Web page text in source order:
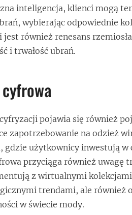
inteligencja, klienci mogą
wybierając odpowiednie
jest również renesans
i trwałość ubrań.
pojawia się również
zapotrzebowanie na odzież
gdzie użytkownicy inwestują w
przyciąga również uwagę
z wirtualnymi
trendami, ale również
w świecie mody.